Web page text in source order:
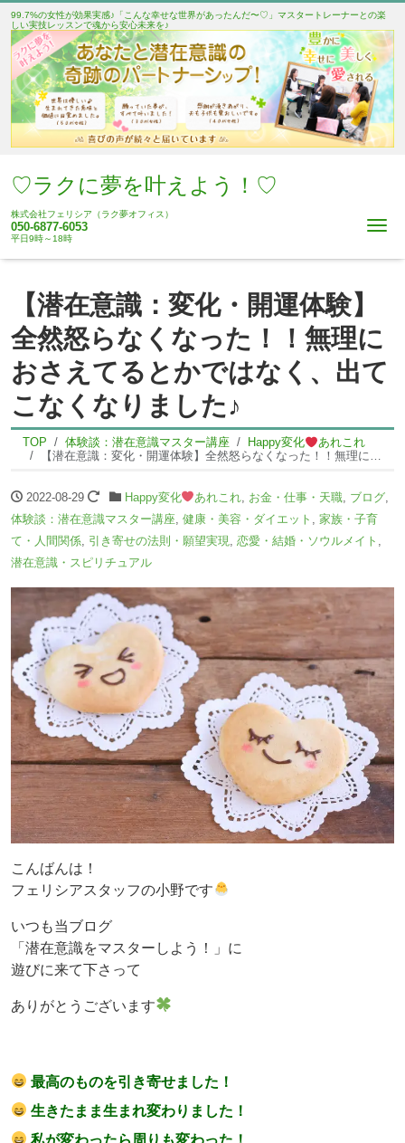
99.7%の女性が効果実感♪「こんな幸せな世界があったんだ〜♡」マスタートレーナーとの楽
しい実技レッスンで魂から安心未来を♪
♡ラクに夢を叶えよう！♡
株式会社フェリシア（ラク夢オフィス）
050-6877-6053
平日9時～18時
【潜在意識：変化・開運体験】
全然怒らなくなった！！無理に
おさえてるとかではなく、出て
こなくなりました♪
TOP 体験談：潜在意識マスター講座 Happy変化
あれこれ
【潜在意識：変化・開運体験】全然怒らなくなった！！無理におさえてるとかではなく、出てこなくなりました♪
2022-08-29 Happy変化 あれこれ お金・仕事・天職 ブログ
体験談：潜在意識マスター講座 健康・美容・ダイエット
家族・子育
て・人間関係 引き寄せの法則・願望実現 恋愛・結婚・ソウルメイト
潜在意識・スピリチュアル
こんばんは！
フェリシアスタッフの小野です
いつも当ブログ
「潜在意識をマスターしよう！」に
遊びに来て下さって
ありがとうございます
最高のものを引き寄せました！
生きたまま生まれ変わりました！
私が変わったら周りも変わった！